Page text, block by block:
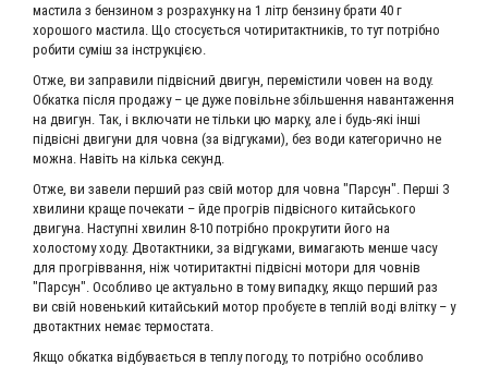
мастила з бензином з розрахунку на 1 літр бензину брати 40 г
хорошого мастила. Що стосується чотиритактників, то тут потрібно
робити суміш за інструкцією.
Отже, ви заправили підвісний двигун, перемістили човен на воду.
Обкатка після продажу – це дуже повільне збільшення навантаження
на двигун. Так, і включати не тільки цю марку, але і будь-які інші
підвісні двигуни для човна (за відгуками), без води категорично не
можна. Навіть на кілька секунд.
Отже, ви завели перший раз свій мотор для човна "Парсун". Перші 3
хвилини краще почекати – йде прогрів підвісного китайського
двигуна. Наступні хвилин 8-10 потрібно прокрутити його на
холостому ходу. Двотактники, за відгуками, вимагають менше часу
для прогріввання, ніж чотиритактні підвісні мотори для човнів
"Парсун". Особливо це актуально в тому випадку, якщо перший раз
ви свій новенький китайський мотор пробуєте в теплій воді влітку – у
двотактних немає термостата.
Якщо обкатка відбувається в теплу погоду, то потрібно особливо